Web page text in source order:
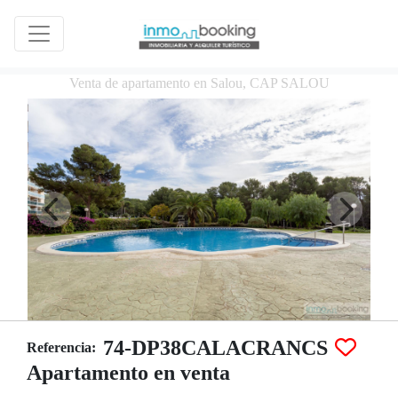
Venta de apartamento en Salou, CAP SALOU
Referencia: 74-DP38CALACRANCS
Apartamento en venta